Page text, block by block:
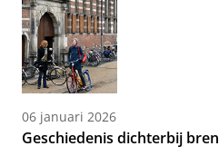
06 januari 2026
Geschiedenis dichterbij